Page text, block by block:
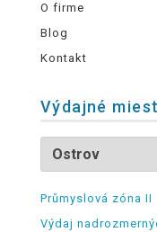
O firme
Blog
Kontakt
Výdajné
Průmyslová zóna
Výdaj